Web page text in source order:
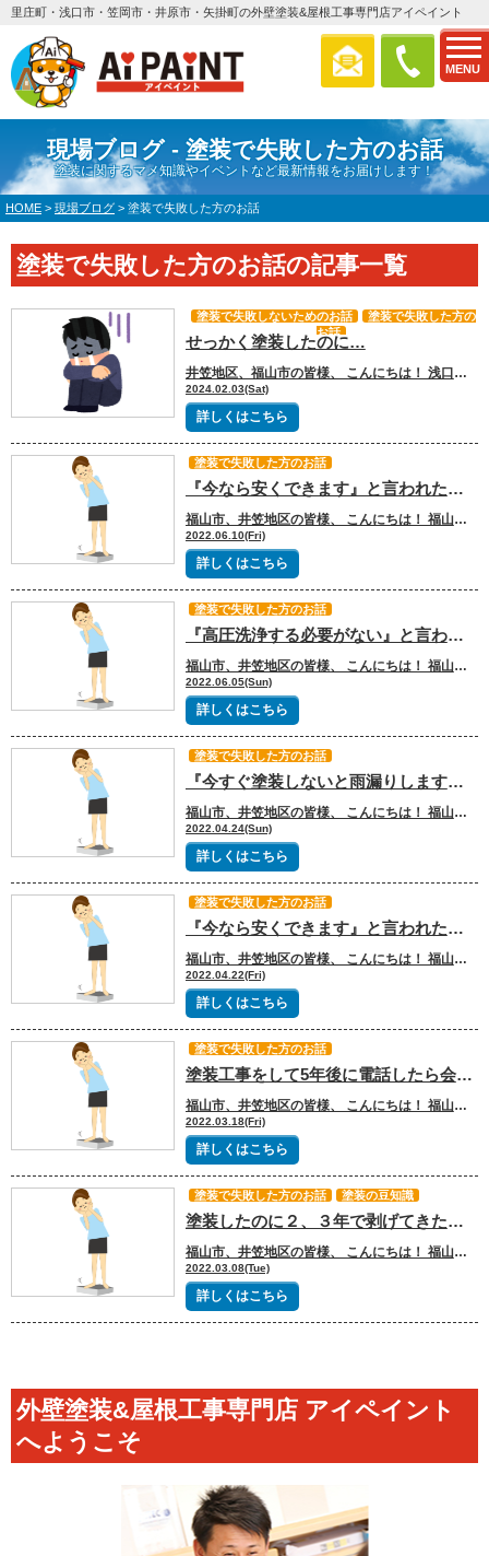
MENU
里庄町・浅口市・笠岡市・井原市・矢掛町の外壁塗装&屋根工事専門店アイペイント
現場ブログ - 塗装で失敗した方のお話
塗装に関するマメ知識やイベントなど最新情報をお届けします！
HOME > 現場ブログ > 塗装で失敗した方のお話
塗装で失敗した方のお話の記事一覧
せっかく塗装したのに…
井笠地区、福山市の皆様、 こんにちは！ 浅口市、里庄町、笠岡市、井原市、福山市、地域密着の外壁塗装＆屋根塗装＆雨漏り専門店【アイペイント】です！ 浅口市、里庄町、笠岡市、井原市、福山市を中心に、安くて品質が高い外壁塗装、屋根塗装、雨漏り工事を提供いたします。 いつもブログをお読みいただき、誠にありがとうございます！ 今日は、 お客様からのお問い合わせで多いお声を紹介します。 塗装で失敗した方のお話です。 【塗装をしたけど2～3年ではげてきた！】というお客様のご相談がありました(/ω＼) 実は塗料は塗る箇所や部材によって、下塗りの塗料や上塗りの塗料が違います！！なのでこのお客様のお家はこのような要因があった可能性があります。 きちんと塗れる部材の材質なのかを調べて、どんな工法がいいか入念に調べて、パッチテストを行うなどして施工しないといけません！ また、ほかの要因は施工不良(きちんと乾燥時間を守れたか、気温湿度を守れたのか、高圧洗浄・下地処理等の工程に不備はなかったかなど)があげられます。 せっかく塗装しても、こういったことになると嫌ですよね。 お家を守るため、綺麗にするために塗装をしたのに、 美観性は続かず数年で見た目がが悪く... ※現在、数多くの塗装業者がいます。 塗装専門店・個人・ハウスメーカー・リフォーム店・家電量販店・ホームセンターなど... 担当の方に塗装知識がないと、こういった事になる可能性があります。 そうならないように安心して任せられる、塗装専門店に頼むことをお勧めいたします。 アイペイントでは、そういった事にならないように現地調査時に入念にチェックして お客様のお家にあった、塗料や施工方法でプランを作成しご提案させていただきます。 ぜひアイペイントにお任せ下さい！！ 来店予約はこちらからどうぞ♪ フリーダイヤル 0120-15-1683(イコーイロヤサン) 〒719–0301 岡山県浅口郡里庄町里見3130 電話受付／9時～18時 WEB受付/24時間 定休日／火曜日・第2・4水曜日
2024.02.03(Sat)
詳しくはこちら
塗装で失敗しないためのお話
塗装で失敗した方の
お話
『今なら安くできます』と言われた｜福山市、浅口市、里庄、笠岡市、井原市、鴨方の外壁塗装＆屋根塗装＆雨漏り専門店【アイペイント】
福山市、井笠地区の皆様、 こんにちは！ 福山市、浅口市、里庄、笠岡市、井原市、鴨方地域密着の外壁塗装＆屋根塗装＆雨漏り専門店【アイペイント】です！ 福山市、浅口市、里庄、笠岡市、井原市、鴨方を中心に、安くて品質が高い外壁塗装、屋根塗装、雨漏り工事を提供いたします。 いつもブログをお読みいただき、誠にありがとうございます！ 『今なら安くできます』と言われ、50万の値引きをしてもらいました。が、、、。(/ω＼) 『今なら安くできます』と言われ塗装をしたけど、工期もあっという間で完工後ムラがみられ2年後に外壁はひび割れやはがれがみられた。屋根は自分では見られないが同じことになっているのではないかと思う。(/ω＼) Answer 『今日決めて頂ければここまで値引きしますよ！』 『今だけ特別に！』と、言われた時もすぐに飛びつかない様にしましょう。 特に、50万円以上の大幅値引きは要注意です。 もともと高い見積りを作っていて、値引きでお得感を出しているだけの可能性があるからです。 もしくは、無理な値引きと釣り合いを取る為に手抜き工事をされる心配もあります。 会社として実施しているキャンペーンではない、 値引き理由が不明・よく分からない・根拠がない などの値引きの場合は疑った方が良いです。 一度冷静になって、家族等と相談してから決めましょう。 アイペイントは外壁塗装・屋根塗装・雨漏り専門店です。 地元浅口市・笠岡市・浅口郡、井原市、小田郡、福山市を中心に地域密着で、多くの信頼と実績を 積み重ねてきた塗装のプロフェッショナル集団です。 わが社最大の特徴は、すべての作業を自社完結（自社一貫施工）であることにあります。選りすぐりの職人を自社で揃えるのはもちろん、もっともコストのかかる自社足場の建設に自社社員・自社専属職人や資材を利用することで、他社には真似のできない価格を実現しています。地域密着だからこそ実現できる適正価格で高品質な塗装をご提供いたします。 地元の職人による匠の技をお届けしできることがわが社の喜びであり、お客様からの笑顔がわが社の幸せでもあります。 誠心誠意対応させていただきます。 外壁塗装工事や屋根リフォーム工事でお悩みの方は 是非このご機会にアイペイントへお問合せ下さい(*^-^*) アイペイント店内のコロナ感染拡大防止のための対策はこちら 徹底的に対策しておりますので、安心してご来店ください！ 来店予約はこちらからどうぞ♪ フリーダイヤル 0120-15-1683(イコーイロヤサン) 〒719–0301 岡山県浅口郡里庄町里見3130 電話受付／9時～18時 WEB受付/24時間 定休日／火曜日
2022.06.10(Fri)
詳しくはこちら
塗装で失敗した方のお話
『高圧洗浄する必要がない』と言われた｜福山市、浅口市、里庄、笠岡市、井原市、鴨方の外壁塗装＆屋根塗装＆雨漏り専門店【アイペイント】
福山市、井笠地区の皆様、 こんにちは！ 福山市、浅口市、里庄、笠岡市、井原市、鴨方地域密着の外壁塗装＆屋根塗装＆雨漏り専門店【アイペイント】です！ 福山市、浅口市、里庄、笠岡市、井原市、鴨方を中心に、安くて品質が高い外壁塗装、屋根塗装、雨漏り工事を提供いたします。 いつもブログをお読みいただき、誠にありがとうございます！ 『高圧洗浄する必要がない』と言われ塗装をしたけど3年後に塗装がはがれてきたいう人の話です(/ω＼) 『外壁がきれいなので高圧洗浄する必要がない』と施工業者に言われ、 高圧洗浄せずに塗装をしました。 施工期間も短く仕上がりも初めはきれいでしたが 3年たつと壁がぺりぺりとはがれてきてしまいました。 Answer 高圧洗浄をしない 塗装をする前には、必ず高圧洗浄で表面の汚れを落とす必要があります。 しかし手抜きをする業者の中には工期を短縮する為に、 ・適切な洗浄を行わないケース ・そもそも洗浄を行わない といった業者も存在します。 外壁が汚れたまま塗装すると塗装の密着性が下がり、数年で剥がれてしまうなどの原因となる恐れがあります。 高圧洗浄は塗装工事には欠かせない必要な工事の一つです。 手を抜く業者には注意しましょう。 アイペイントは外壁塗装・屋根塗装・雨漏り専門店です。 地元浅口市・笠岡市・浅口郡、井原市、小田郡、福山市を中心に地域密着で、多くの信頼と実績を 積み重ねてきた塗装のプロフェッショナル集団です。 わが社最大の特徴は、すべての作業を自社完結（自社一貫施工）であることにあります。選りすぐりの職人を自社で揃えるのはもちろん、もっともコストのかかる自社足場の建設に自社社員・自社専属職人や資材を利用することで、他社には真似のできない価格を実現しています。地域密着だからこそ実現できる適正価格で高品質な塗装をご提供いたします。 地元の職人による匠の技をお届けしできることがわが社の喜びであり、お客様からの笑顔がわが社の幸せでもあります。 誠心誠意対応させていただきます。 外壁塗装工事や屋根リフォーム工事でお悩みの方は 是非このご機会にアイペイントへお問合せ下さい(*^-^*) アイペイント店内のコロナ感染拡大防止のための対策はこちら 徹底的に対策しておりますので、安心してご来店ください！ 来店予約はこちらからどうぞ♪ フリーダイヤル 0120-15-1683(イコーイロヤサン) 〒719–0301 岡山県浅口郡里庄町里見3130 電話受付／9時～18時 WEB受付/24時間 定休日／火曜日
2022.06.05(Sun)
詳しくはこちら
塗装で失敗した方のお話
『今すぐ塗装しないと雨漏りしますよ』と言われた｜福山市、浅口市、里庄、笠岡市、井原市、鴨方の外壁塗装＆屋根塗装＆雨漏り専門店【アイペイント】
福山市、井笠地区の皆様、 こんにちは！ 福山市、浅口市、里庄、笠岡市、井原市、鴨方地域密着の外壁塗装＆屋根塗装＆雨漏り専門店【アイペイント】です！ 福山市、浅口市、里庄、笠岡市、井原市、鴨方を中心に、安くて品質が高い外壁塗装、屋根塗装、雨漏り工事を提供いたします。 いつもブログをお読みいただき、誠にありがとうございます！ 『今すぐ塗装しないと雨漏りしますよ』と言われた(/ω＼) Answer 今すぐ塗装しないと雨漏りしますよ』などと言われた時は、慌てて塗装しないようにしましょう。 不安を煽って早く契約させたいだけのセールストークの可能性が高いからです。 お家のどこがどんな状態になっているか、それがどれだけ危険なのか具体的な根拠を教えてくれない業者には注意しましょう。 アイペイントは外壁塗装・屋根塗装・雨漏り専門店です。 地元浅口市・笠岡市・浅口郡、井原市、小田郡、福山市を中心に地域密着で、多くの信頼と実績を 積み重ねてきた塗装のプロフェッショナル集団です。 わが社最大の特徴は、すべての作業を自社完結（自社一貫施工）であることにあります。選りすぐりの職人を自社で揃えるのはもちろん、もっともコストのかかる自社足場の建設に自社社員・自社専属職人や資材を利用することで、他社には真似のできない価格を実現しています。地域密着だからこそ実現できる適正価格で高品質な塗装をご提供いたします。 地元の職人による匠の技をお届けしできることがわが社の喜びであり、お客様からの笑顔がわが社の幸せでもあります。 誠心誠意対応させていただきます。 外壁塗装工事や屋根リフォーム工事でお悩みの方は 是非このご機会にアイペイントへお問合せ下さい(*^-^*) アイペイント店内のコロナ感染拡大防止のための対策はこちら 徹底的に対策しておりますので、安心してご来店ください！ 来店予約はこちらからどうぞ♪ フリーダイヤル 0120-15-1683(イコーイロヤサン) 〒719–0301 岡山県浅口郡里庄町里見3130 電話受付／9時～18時 WEB受付/24時間 定休日／火曜日
2022.04.24(Sun)
詳しくはこちら
塗装で失敗した方のお話
『今なら安くできます』と言われた｜福山市、浅口市、里庄、笠岡市、井原市、鴨方の外壁塗装＆屋根塗装＆雨漏り専門店【アイペイント】
福山市、井笠地区の皆様、 こんにちは！ 福山市、浅口市、里庄、笠岡市、井原市、鴨方地域密着の外壁塗装＆屋根塗装＆雨漏り専門店【アイペイント】です！ 福山市、浅口市、里庄、笠岡市、井原市、鴨方を中心に、安くて品質が高い外壁塗装、屋根塗装、雨漏り工事を提供いたします。 いつもブログをお読みいただき、誠にありがとうございます！ 『今なら安くできます』と言われ塗装をしたけど3年後に塗装がはがれてきたいう人の話です(/ω＼) 『今日決めて頂ければここまで値引きしますよ！』 『今だけ特別に！』と、飛び込みの営業マンに言われ、 そろそろ塗装をしようと思っていたので、価格の安さでお願いすることにしました。 3年たつと壁がはがれてきて会社に連絡しましたが保証がなく 補修工事が別途かかるといわれました。 Answer このような場合、言われた時もすぐに飛びつかない様にしましょう。 特に、50万円以上の大幅値引きは要注意です。 もともと高い見積りを作っていて、値引きでお得感を出しているだけの可能性があるからです。 もしくは、無理な値引きと釣り合いを取る為に手抜き工事をされる心配もあります。 会社として実施しているキャンペーンではない、 値引き理由が不明・よく分からない・根拠がない などの値引きの場合は疑った方が良いです。 一度冷静になって、家族等と相談してから決めましょう。 アイペイントは外壁塗装・屋根塗装・雨漏り専門店です。 地元浅口市・笠岡市・浅口郡、井原市、小田郡、福山市を中心に地域密着で、多くの信頼と実績を 積み重ねてきた塗装のプロフェッショナル集団です。 わが社最大の特徴は、すべての作業を自社完結（自社一貫施工）であることにあります。選りすぐりの職人を自社で揃えるのはもちろん、もっともコストのかかる自社足場の建設に自社社員・自社専属職人や資材を利用することで、他社には真似のできない価格を実現しています。地域密着だからこそ実現できる適正価格で高品質な塗装をご提供いたします。 地元の職人による匠の技をお届けしできることがわが社の喜びであり、お客様からの笑顔がわが社の幸せでもあります。 誠心誠意対応させていただきます。 外壁塗装工事や屋根リフォーム工事でお悩みの方は 是非このご機会にアイペイントへお問合せ下さい(*^-^*) アイペイント店内のコロナ感染拡大防止のための対策はこちら 徹底的に対策しておりますので、安心してご来店ください！ 来店予約はこちらからどうぞ♪ フリーダイヤル 0120-15-1683(イコーイロヤサン) 〒719–0301 岡山県浅口郡里庄町里見3130 電話受付／9時～18時 WEB受付/24時間 定休日／火曜日
2022.04.22(Fri)
詳しくはこちら
塗装で失敗した方のお話
塗装工事をして5年後に電話したら会社がなくなっていた｜福山市、浅口市、里庄、笠岡市、井原市、鴨方の外壁塗装＆屋根塗装＆雨漏り専門店【アイペイント】
福山市、井笠地区の皆様、 こんにちは！ 福山市、浅口市、里庄、笠岡市、井原市、鴨方地域密着の外壁塗装＆屋根塗装＆雨漏り専門店【アイペイント】です！ 福山市、浅口市、里庄、笠岡市、井原市、鴨方を中心に、安くて品質が高い外壁塗装、屋根塗装、雨漏り工事を提供いたします。 いつもブログをお読みいただき、誠にありがとうございます！ 塗装をしたけど５年後に電話したら会社がなくなっていた！という人の話です(/ω＼) ５年前に塗装をしてもらい、外壁に膨れができていたので、まだ保証期間内で直してくれる だろうと思って塗装工事をしてくれた業者さんに電話をしたところ、電話が繋がらず、 調べると、会社が倒産してしまっていました。 少しだったので、塗装工事をして11年くらいしたときに 違う業者さんで塗装をしてもらいましたが、 保証期間内に会社が 無くなっているなんてことあるんだなと思いました。 営業マンや職人さんも感じよかったけど、どんな商品や工事でも今後は安心できる業 者に頼もうと思います。 建物をより長持ちさせるためには、建物が保護された状態を維持することが大切で塗装を行っただけでは十分ではありません。経年劣化や施工不良など様々な要因で塗膜は保護能力を失っていきます！ 今回のお話のように、工事直後はわからないけど、５年ほどで膨れがおきたなどで保障期間内なのに会社がなくなってしまったのはとても残念だったと思います。そうならないためにも、安心して任せられるような業者を選ばなければなりません。 アイペイントは外壁塗装・屋根塗装・雨漏り専門店です。 地元浅口市・笠岡市・浅口郡、井原市、小田郡、福山市を中心に地域密着で、多くの信頼と実績を 積み重ねてきた塗装のプロフェッショナル集団です。 わが社最大の特徴は、すべての作業を自社完結（自社一貫施工）であることにあります。選りすぐりの職人を自社で揃えるのはもちろん、もっともコストのかかる自社足場の建設に自社社員・自社専属職人や資材を利用することで、他社には真似のできない価格を実現しています。地域密着だからこそ実現できる適正価格で高品質な塗装をご提供いたします。 地元の職人による匠の技をお届けしできることがわが社の喜びであり、お客様からの笑顔がわが社の幸せでもあります。 誠心誠意対応させていただきます。 外壁塗装工事や屋根リフォーム工事でお悩みの方は 是非このご機会にアイペイントへお問合せ下さい(*^-^*) アイペイント店内のコロナ感染拡大防止のための対策はこちら 徹底的に対策しておりますので、安心してご来店ください！ 来店予約はこちらからどうぞ♪ フリーダイヤル 0120-15-1683(イコーイロヤサン) 〒719–0301 岡山県浅口郡里庄町里見3130 電話受付／9時～18時 WEB受付/24時間 定休日／火曜日
2022.03.18(Fri)
詳しくはこちら
塗装で失敗した方のお話
塗装したのに２、３年で剥げてきた！｜福山市、浅口市、里庄、笠岡市、井原市、鴨方の外壁塗装＆屋根塗装＆雨漏り専門店【アイペイント】
福山市、井笠地区の皆様、 こんにちは！ 福山市、浅口市、里庄、笠岡市、井原市、鴨方地域密着の外壁塗装＆屋根塗装＆雨漏り専門店【アイペイント】です！ 福山市、浅口市、里庄、笠岡市、井原市、鴨方を中心に、安くて品質が高い外壁塗装、屋根塗装、雨漏り工事を提供いたします。 いつもブログをお読みいただき、誠にありがとうございます！ 今日は、 塗装で失敗した方のお話についてお話させていただきます。 塗装をしたけど2.3年ではげてきた！というお客様のご相談がありました(/ω＼) 実は塗料は塗る箇所や部材によって、下塗りの塗料や上塗りの塗料が違います！！なのでこのお客様のお家はこのような要因があった可能性があります。 きちんと塗れる部材の材質なのかを調べて、どんな工法がいいか入念に調べて、パッチテストを行うなどして施工すれば問題ありません。 また、ほかの要因は施工不良(きちんと乾燥時間を守れたか、気温湿度を守れたのか、高圧洗浄・下地処理等の工程に不備はなかったかなど)があげられます。 こういったことにならないように安心して任せられる会社に頼むことをお勧めいたします。 アイペイント店内のコロナ感染拡大防止のための対策はこちら 徹底的に対策しておりますので、安心してご来店ください！ アイペイントは外壁塗装・屋根塗装・雨漏り専門店です。 地元浅口市・笠岡市・浅口郡、井原市、小田郡、福山市を中心に地域密着で、多くの信頼と実績を 積み重ねてきた塗装のプロフェッショナル集団です。 わが社最大の特徴は、すべての作業を自社完結（自社一貫施工）であることにあります。選りすぐりの職人を自社で揃えるのはもちろん、もっともコストのかかる自社足場の建設に自社社員・自社専属職人や資材を利用することで、他社には真似のできない価格を実現しています。地域密着だからこそ実現できる適正価格で高品質な塗装をご提供いたします。 地元の職人による匠の技をお届けしできることがわが社の喜びであり、お客様からの笑顔がわが社の幸せでもあります。 誠心誠意対応させていただきます。 外壁塗装工事や屋根リフォーム工事でお悩みの方は 是非このご機会にアイペイントへお問合せ下さい(*^-^*) 来店予約はこちらからどうぞ♪ フリーダイヤル 0120-15-1683(イコーイロヤサン) 〒719–0301 岡山県浅口郡里庄町里見3130 電話受付／9時～18時 WEB受付/24時間 定休日／火曜日
2022.03.08(Tue)
詳しくはこちら
塗装で失敗した方のお話 塗装の豆知識
外壁塗装&屋根工事専門店 アイペイント
へようこそ